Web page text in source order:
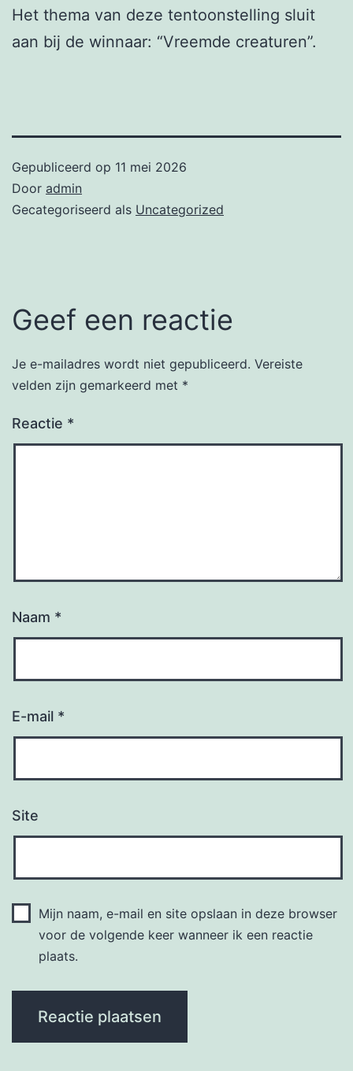
Het thema van deze tentoonstelling sluit
aan bij de winnaar: “Vreemde creaturen”.
Gepubliceerd op 11 mei 2026
Door admin
Gecategoriseerd als Uncategorized
Geef een reactie
Je e-mailadres wordt niet gepubliceerd. Vereiste
velden zijn gemarkeerd met *
Reactie *
Naam *
E-mail *
Site
Mijn naam, e-mail en site opslaan in deze browser
voor de volgende keer wanneer ik een reactie
plaats.